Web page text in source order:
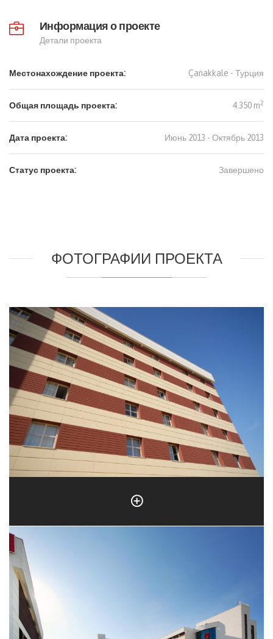
Информация о проекте
Детали проекта
Местонахождение проекта: Çanakkale - Турция
Общая площадь проекта: 4.350 m2
Дата проекта: Июнь 2013 - Октябрь 2013
Статус проекта: Завершено
ФОТОГРАФИИ ПРОЕКТА